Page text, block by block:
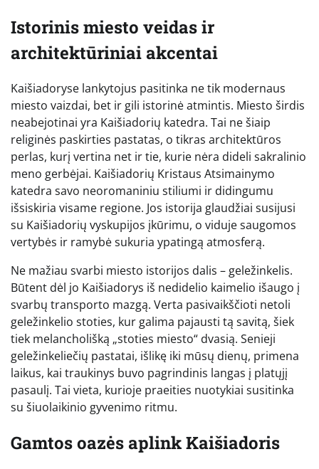
Istorinis miesto veidas ir
architektūriniai akcentai
Kaišiadoryse lankytojus pasitinka ne tik modernaus
miesto vaizdai, bet ir gili istorinė atmintis. Miesto širdis
neabejotinai yra Kaišiadorių katedra. Tai ne šiaip
religinės paskirties pastatas, o tikras architektūros
perlas, kurį vertina net ir tie, kurie nėra dideli sakralinio
meno gerbėjai. Kaišiadorių Kristaus Atsimainymo
katedra savo neoromaniniu stiliumi ir didingumu
išsiskiria visame regione. Jos istorija glaudžiai susijusi
su Kaišiadorių vyskupijos įkūrimu, o viduje saugomos
vertybės ir ramybė sukuria ypatingą atmosferą.
Ne mažiau svarbi miesto istorijos dalis – geležinkelis.
Būtent dėl jo Kaišiadorys iš nedidelio kaimelio išaugo į
svarbų transporto mazgą. Verta pasivaikščioti netoli
geležinkelio stoties, kur galima pajausti tą savitą, šiek
tiek melancholišką „stoties miesto“ dvasią. Senieji
geležinkeliečių pastatai, išlikę iki mūsų dienų, primena
laikus, kai traukinys buvo pagrindinis langas į platųjį
pasaulį. Tai vieta, kurioje praeities nuotykiai susitinka
su šiuolaikinio gyvenimo ritmu.
Gamtos oazės aplink Kaišiadoris